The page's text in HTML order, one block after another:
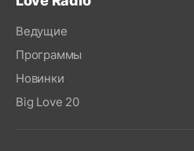
Ведущие
Программы
Новинки
Big Love 20